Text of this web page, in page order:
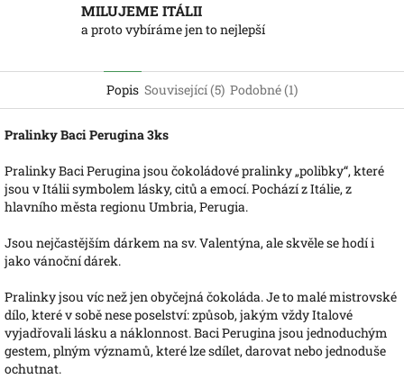
MILUJEME ITÁLII
a proto vybíráme jen to nejlepší
Popis Související (5) Podobné (1)
Pralinky Baci Perugina 3ks
Pralinky Baci Perugina jsou čokoládové pralinky „polibky“, které
jsou v Itálii symbolem lásky, citů a emocí. Pochází z Itálie, z
hlavního města regionu Umbria, Perugia.
Jsou nejčastějším dárkem na sv. Valentýna, ale skvěle se hodí i
jako vánoční dárek.
Pralinky jsou víc než jen obyčejná čokoláda. Je to malé mistrovské
dílo, které v sobě nese poselství: způsob, jakým vždy Italové
vyjadřovali lásku a náklonnost. Baci Perugina jsou jednoduchým
gestem, plným významů, které lze sdílet, darovat nebo jednoduše
ochutnat.